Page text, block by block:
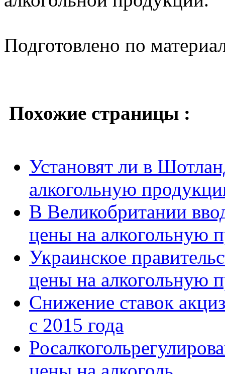
Подготовлено по
Похожие страницы :
Установят ли в
алкогольную
В Великобритании
цены на алкогольную
Украинское
цены на алкогольную
Снижение ставок
с 2015 года